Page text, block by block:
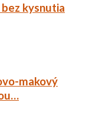
kysnutia
makový